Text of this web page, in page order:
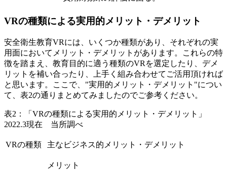
VRの種類による実用的メリット・デメリット
安全衛生教育VRには、いくつか種類があり、それぞれの実
用面においてメリット・デメリットがあります。これらの特
徴を踏まえ、教育目的に適う種類のVRを選定したり、デメ
リットを補い合ったり、上手く組み合わせてご活用頂ければ
と思います。ここで、"実用的メリット・デメリット"につい
て、表2の通りまとめてみましたのでご参考ください。
表2：「VRの種類による実用的メリット・デメリット」
2022.3現在 当所調べ
VRの種類 主なビジネス的メリット・デメリット
メリット